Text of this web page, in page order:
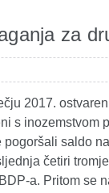
za
2017.
s inozemstvom
saldo
četiri
a. Pritom se